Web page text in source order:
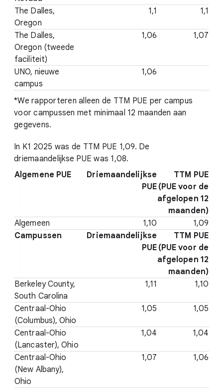
The Dalles,
Oregon
1,1 1,1
The Dalles,
Oregon (tweede
faciliteit)
1,06 1,07
UNO, nieuwe
campus
1,06
*We rapporteren alleen de TTM PUE per campus
voor campussen met minimaal 12 maanden aan
gegevens.
In K1 2025 was de TTM PUE 1,09. De
driemaandelijkse PUE was 1,08.
Algemene PUE
Driemaandelijkse
PUE
TTM PUE
(PUE voor de
afgelopen 12
maanden)
Algemeen
1,10
1,09
Campussen
Driemaandelijkse
PUE
TTM PUE
(PUE voor de
afgelopen 12
maanden)
Berkeley County,
South Carolina
1,11 1,10
Centraal-Ohio
(Columbus), Ohio
1,05 1,05
Centraal-Ohio
(Lancaster), Ohio
1,04 1,04
Centraal-Ohio
(New Albany),
Ohio
1,07 1,06